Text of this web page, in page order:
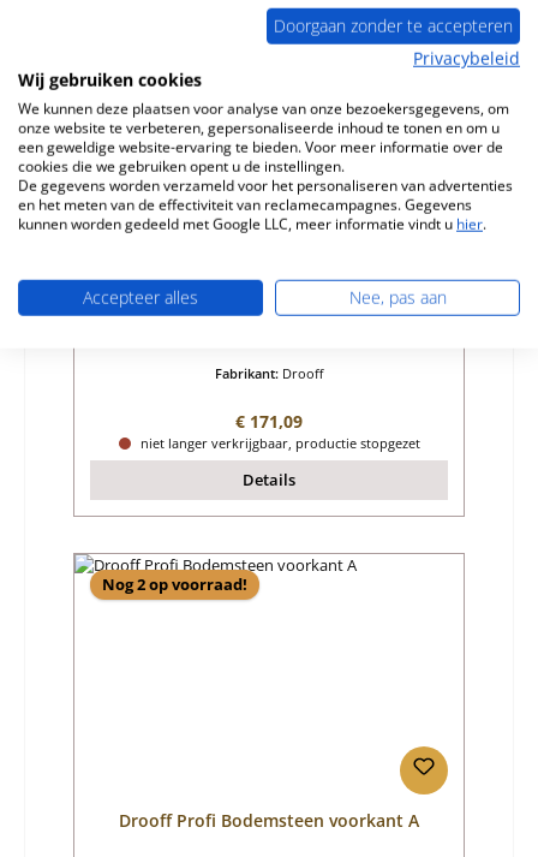
Fabrikant: Drooff
Normale prijs:
€ 171,09
niet langer verkrijgbaar, productie stopgezet
Details
Nog 2 op voorraad!
Drooff Profi Bodemsteen voorkant A
Doorgaan zonder te accepteren
Privacybeleid
Wij gebruiken cookies
We kunnen deze plaatsen voor analyse van onze bezoekersgegevens, om
onze website te verbeteren, gepersonaliseerde inhoud te tonen en om u
een geweldige website-ervaring te bieden. Voor meer informatie over de
cookies die we gebruiken opent u de instellingen.
De gegevens worden verzameld voor het personaliseren van advertenties
en het meten van de effectiviteit van reclamecampagnes. Gegevens
kunnen worden gedeeld met Google LLC, meer informatie vindt u hier.
Accepteer alles Nee, pas aan